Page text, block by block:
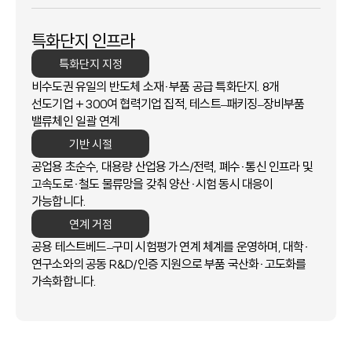
특화단지 인프라
특화단지 지정
비수도권 유일의 반도체 소재·부품 공급 특화단지. 8개
선도기업 + 300여 협력기업 집적, 테스트–패키징–장비부품
밸류체인 일괄 연계
기반 시절
공업용 초순수, 대용량 산업용 가스/전력, 폐수·통신 인프라 및
고속도로·철도 물류망을 갖춰 양산·시험 동시 대응이
가능합니다.
연계 거점
공용 테스트베드–구미 시험평가 연계 체계를 운영하며, 대학·
연구소와의 공동 R&D/인증 지원으로부품 국산화·고도화를
가속화합니다.